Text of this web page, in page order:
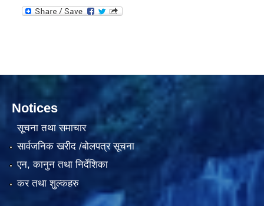
Notices
सूचना तथा समाचार
सार्वजनिक खरीद /बोलपत्र सूचना
एन, कानुन तथा निर्देशिका
कर तथा शुल्कहरु